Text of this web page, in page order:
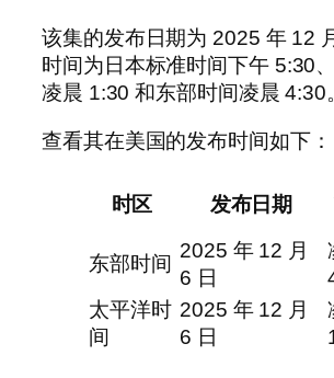
该集的发布日期为 2025 年 12
时间为日本标准时间下午 5:30
凌晨 1:30 和东部时间凌晨 4:30
查看其在美国的发布时间如下：
时区 发布日期
东部时间
2025 年 12 月
6 日
太平洋时
间
2025 年 12 月
6 日